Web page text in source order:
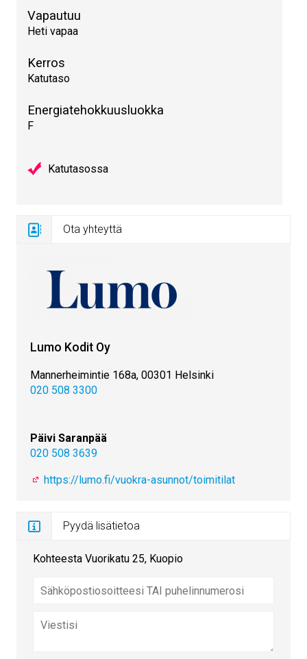
Vapautuu
Heti vapaa
Kerros
Katutaso
Energiatehokkuusluokka
F
Katutasossa
Ota yhteyttä
Lumo Kodit Oy
Mannerheimintie 168a, 00301 Helsinki
020 508 3300
Päivi Saranpää
020 508 3639
https://lumo.fi/vuokra-asunnot/toimitilat
Pyydä lisätietoa
Kohteesta Vuorikatu 25, Kuopio